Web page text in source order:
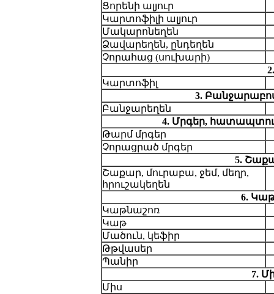
Ցորենի ալյուր
Կարտոֆիլի ալյուր
Մակարոնեղեն
Ձավարեղեն, ընդեղեն
Չորահաց (սուխարի)
Կարտոֆիլ
3.
Բանջարեղեն
4. Մրգեր,
Թարմ մրգեր
Չորացրած մրգեր
5.
Շաքար, մուրաբա, ջեմ, մեղր,
հրուշակեղեն
6.
Կաթնաշոռ
Կաթ
Մածուն, կեֆիր
Թթվասեր
Պանիր
7.
Միս